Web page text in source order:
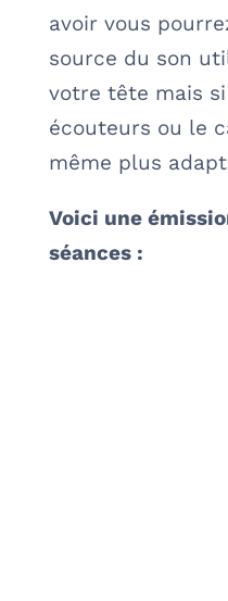
avoir vous
source du son
votre tête mais
écouteurs ou le
même plus
Voici une
séances :